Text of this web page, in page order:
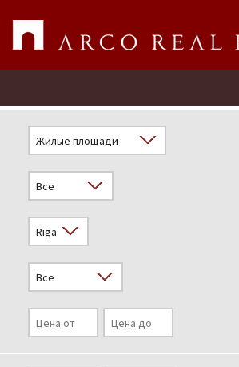
Оценка недвижимости
Предприятие
Услуги
Kонтакты